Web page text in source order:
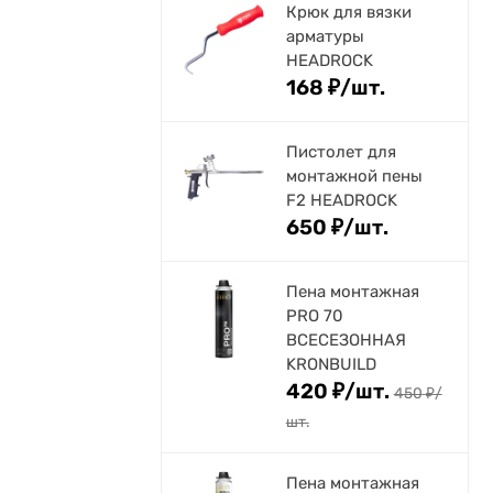
Крюк для вязки
арматуры
HEADROCK
168 ₽/шт.
Пистолет для
монтажной пены
F2 HEADROCK
650 ₽/шт.
Пена монтажная
PRO 70
ВСЕСЕЗОННАЯ
KRONBUILD
420 ₽/шт. 450₽/
шт.
Пена монтажная